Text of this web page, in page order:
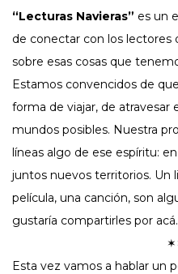
“Lecturas Navieras” es un
de conectar con los lectores
sobre esas cosas que
Estamos convencidos de
forma de viajar, de atravesar
mundos posibles. Nuestra
líneas algo de ese espíritu:
juntos nuevos territorios. Un
película, una canción, son
gustaría compartirles por acá.
Esta vez vamos a hablar un